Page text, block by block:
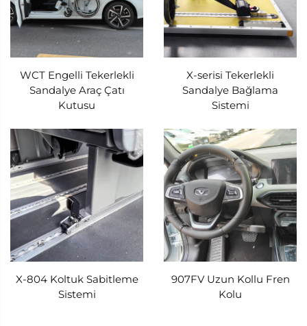
WCT Engelli Tekerlekli
Sandalye Araç Çatı
Kutusu
X-serisi Tekerlekli
Sandalye Bağlama
Sistemi
X-804 Koltuk Sabitleme
Sistemi
907FV Uzun Kollu Fren
Kolu